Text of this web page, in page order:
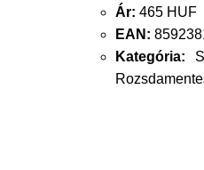
Ár: 465 HUF
EAN:
Kategória: